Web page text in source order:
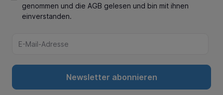
genommen und die AGB gelesen und bin mit ihnen
einverstanden.
Newsletter abonnieren